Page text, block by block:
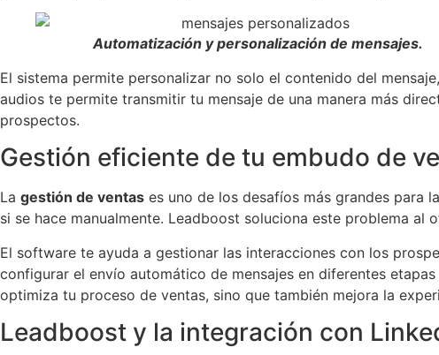
Automatización y personalización de mensajes.
El sistema permite personalizar no solo el contenido del
audios te permite transmitir tu mensaje de una manera más
prospectos.
Gestión eficiente de tu embudo de
La gestión de ventas es uno de los desafíos más grandes para
si se hace manualmente. Leadboost soluciona este problema
El software te ayuda a gestionar las interacciones con los
configurar el envío automático de mensajes en diferentes
optimiza tu proceso de ventas, sino que también mejora la
Leadboost y la integración con